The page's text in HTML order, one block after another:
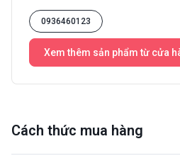
0936460123
Xem thêm sản phẩm từ cửa
Cách thức mua hàng